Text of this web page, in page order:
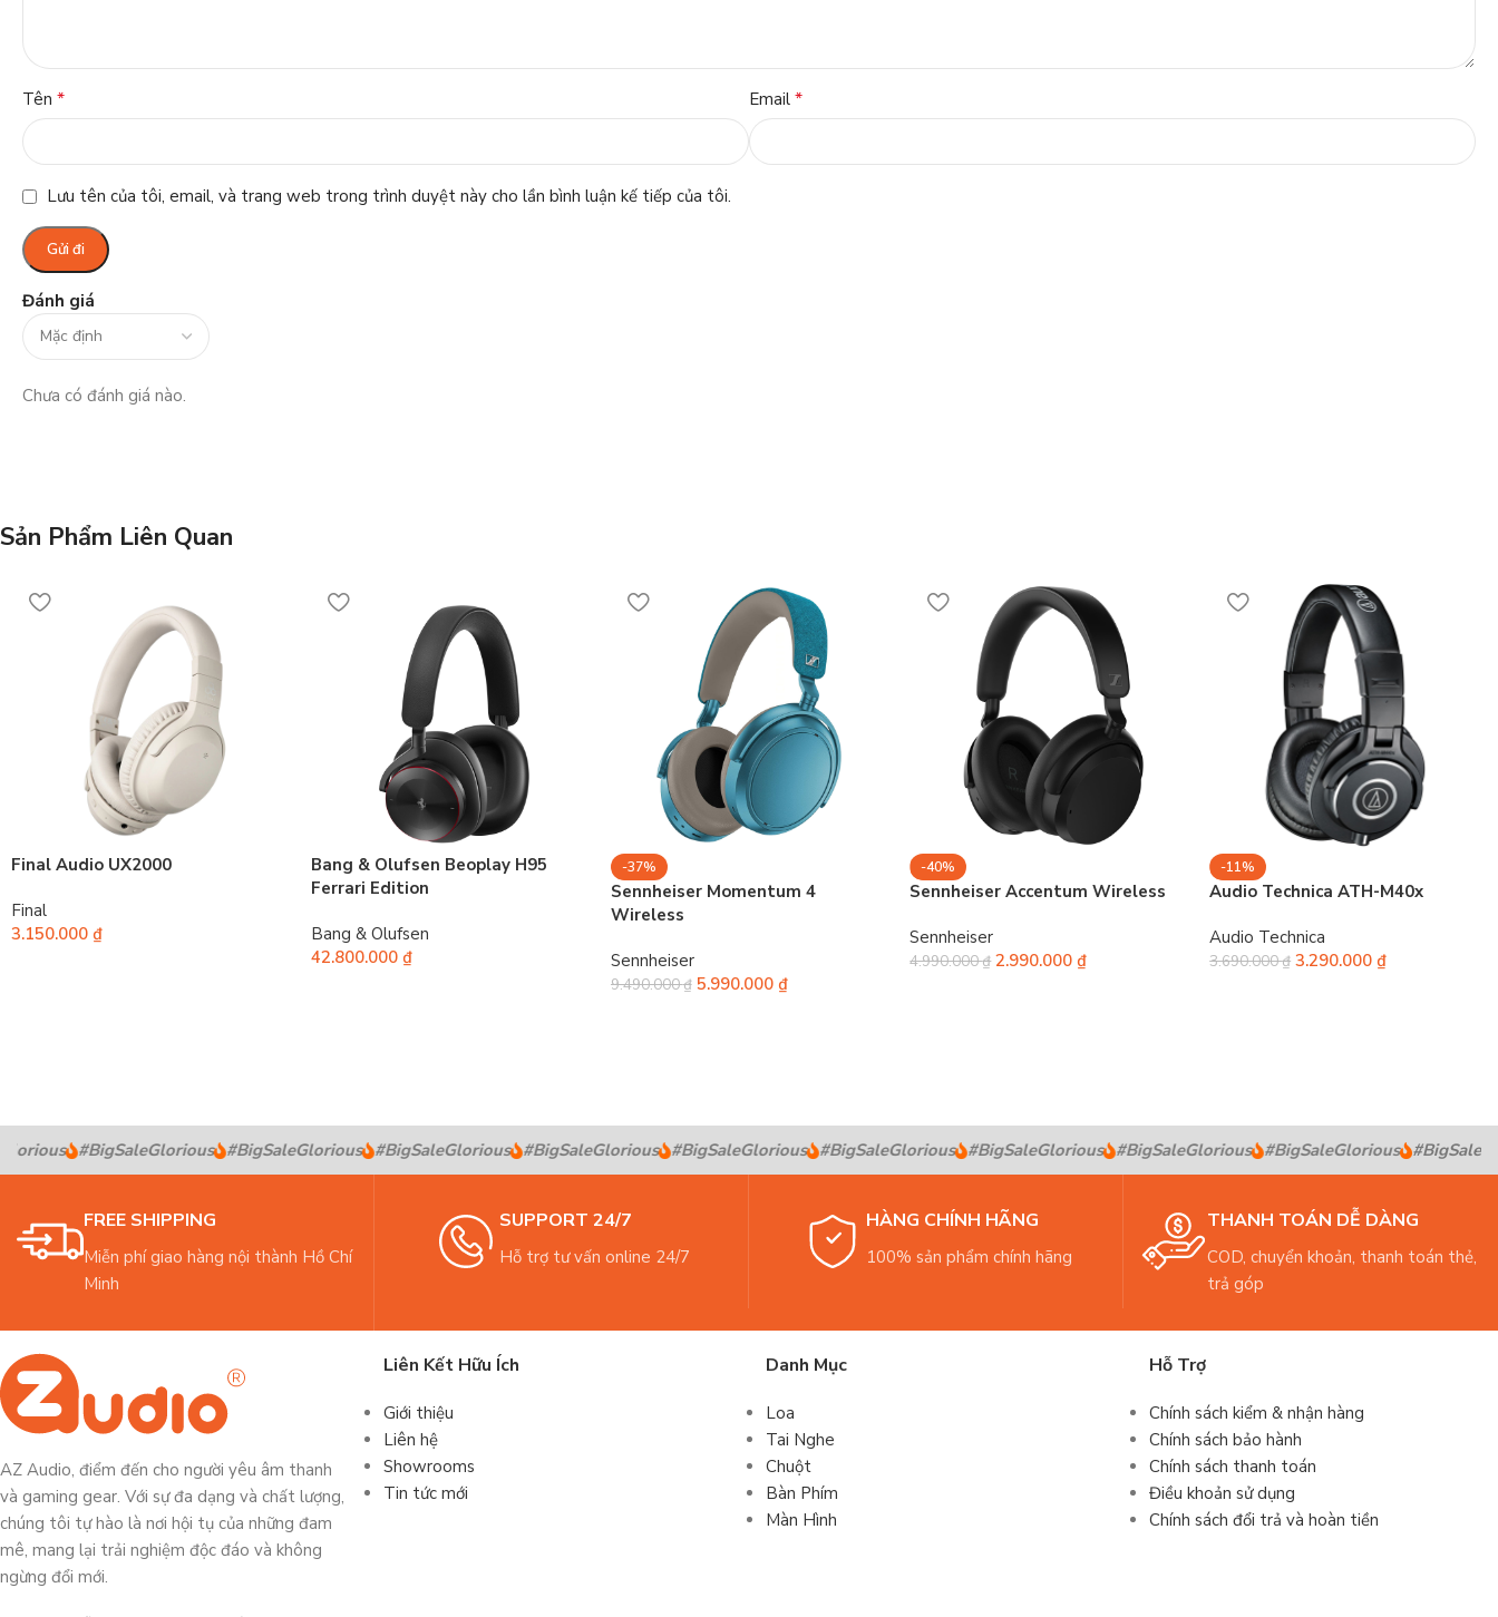
Đánh giá
Chưa có đánh giá nào.
Tên * Email *
Lưu tên của tôi, email, và trang web trong trình duyệt này cho lần bình luận kế tiếp của tôi.
Sản Phẩm Liên Quan
Final Audio UX2000
Final
3.150.000 ₫
Bang & Olufsen Beoplay H95
Ferrari Edition
Bang & Olufsen
42.800.000 ₫
-37%
Sennheiser Momentum 4
Wireless
Sennheiser
9.490.000₫ 5.990.000 ₫
-40%
Sennheiser Accentum Wireless
Sennheiser
4.990.000₫ 2.990.000₫
-11%
Audio Technica ATH-M40x
Audio Technica
3.690.000₫ 3.290.000₫
#BigSaleGlorious #BigSaleGlorious #BigSaleGlorious #BigSaleGlorious #BigSaleGlorious #BigSaleGlorious #BigSaleGlorious #BigSaleGlorious #BigSaleGlorious
FREE SHIPPING
Miễn phí giao hàng nội thành Hồ Chí
Minh
SUPPORT 24/7
Hỗ trợ tư vấn online 24/7
HÀNG CHÍNH HÃNG
100% sản phẩm chính hãng
THANH TOÁN DỄ DÀNG
COD, chuyển khoản, thanh toán thẻ,
trả góp
AZ Audio, điểm đến cho người yêu âm thanh
và gaming gear. Với sự đa dạng và chất lượng,
chúng tôi tự hào là nơi hội tụ của những đam
mê, mang lại trải nghiệm độc đáo và không
ngừng đổi mới.
Liên Kết Hữu Ích
Giới thiệu
Liên hệ
Showrooms
Tin tức mới
Danh Mục
Loa
Tai Nghe
Chuột
Bàn Phím
Màn Hình
Hỗ Trợ
Chính sách kiểm & nhận hàng
Chính sách bảo hành
Chính sách thanh toán
Điều khoản sử dụng
Chính sách đổi trả và hoàn tiền